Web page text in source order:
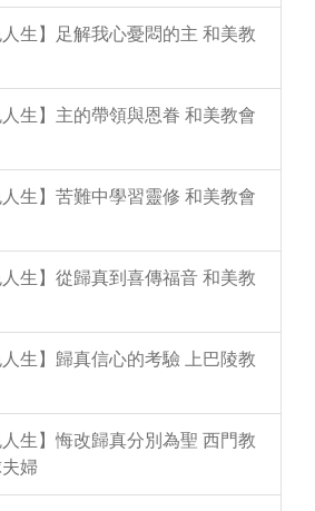
生】足解我心憂悶的主 和美教
生】主的帶領與恩眷 和美教會
生】苦難中學習靈修 和美教會
生】從歸真到喜傳福音 和美教
生】歸真信心的考驗 上巴陵教
生】悔改歸真分別為聖 西門教
婦